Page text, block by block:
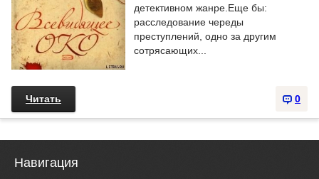
детективном жанре.Еще бы:
расследование череды
преступлений, одно за другим
сотрясающих...
0
Читать
Навигация